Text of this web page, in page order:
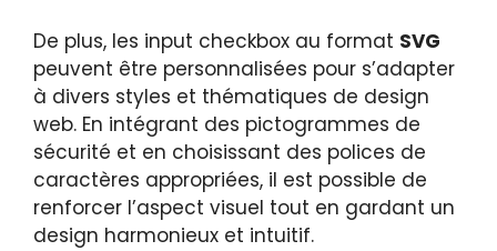
De plus, les input checkbox au format SVG
peuvent être personnalisées pour s’adapter
à divers styles et thématiques de design
web. En intégrant des pictogrammes de
sécurité et en choisissant des polices de
caractères appropriées, il est possible de
renforcer l’aspect visuel tout en gardant un
design harmonieux et intuitif.